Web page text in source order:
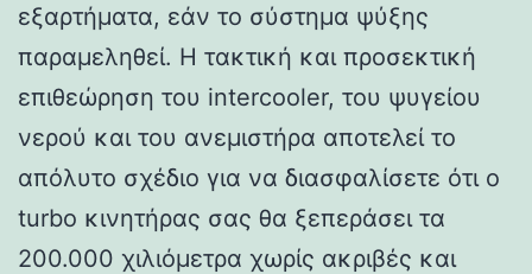
εξαρτήματα, εάν το σύστημα ψύξης
παραμεληθεί. Η τακτική και προσεκτική
επιθεώρηση του intercooler, του ψυγείου
νερού και του ανεμιστήρα αποτελεί το
απόλυτο σχέδιο για να διασφαλίσετε ότι ο
turbo κινητήρας σας θα ξεπεράσει τα
200.000 χιλιόμετρα χωρίς ακριβές και